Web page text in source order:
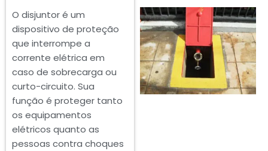
O disjuntor é um
dispositivo de proteção
que interrompe a
corrente elétrica em
caso de sobrecarga ou
curto-circuito. Sua
função é proteger tanto
os equipamentos
elétricos quanto as
pessoas contra choques